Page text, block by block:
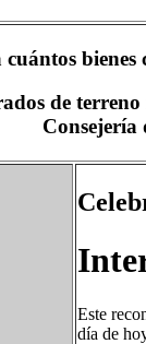
de
Consejería
Este
día de